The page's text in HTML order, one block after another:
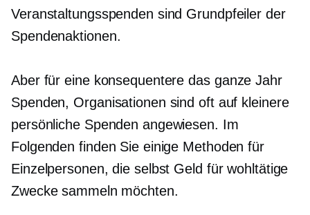
Veranstaltungsspenden sind Grundpfeiler der
Spendenaktionen.
Aber für eine konsequenteredas ganze Jahr
Spenden, Organisationen sind oft auf kleinere
persönliche Spenden angewiesen. Im
Folgenden finden Sie einige Methoden für
Einzelpersonen, die selbst Geld für wohltätige
Zwecke sammeln möchten.